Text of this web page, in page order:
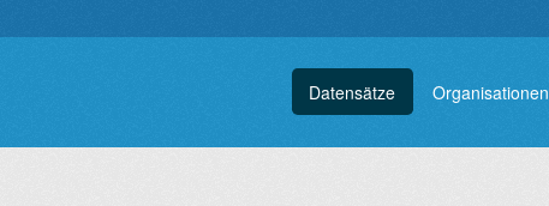
Datensätze Organisationen